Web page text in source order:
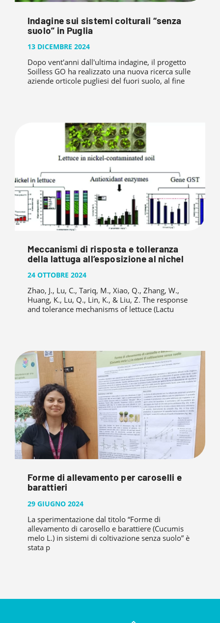
Indagine sui sistemi colturali “senza
suolo” in Puglia
13 DICEMBRE 2024
Dopo vent'anni dall'ultima indagine, il progetto
Soilless GO ha realizzato una nuova ricerca sulle
aziende orticole pugliesi del fuori suolo, al fine
Meccanismi di risposta e tolleranza
della lattuga all’esposizione al nichel
24 OTTOBRE 2024
Zhao, J., Lu, C., Tariq, M., Xiao, Q., Zhang, W.,
Huang, K., Lu, Q., Lin, K., & Liu, Z. The response
and tolerance mechanisms of lettuce (Lactu
Forme di allevamento per caroselli e
barattieri
29 GIUGNO 2024
La sperimentazione dal titolo “Forme di
allevamento di carosello e barattiere (Cucumis
melo L.) in sistemi di coltivazione senza suolo” è
stata p